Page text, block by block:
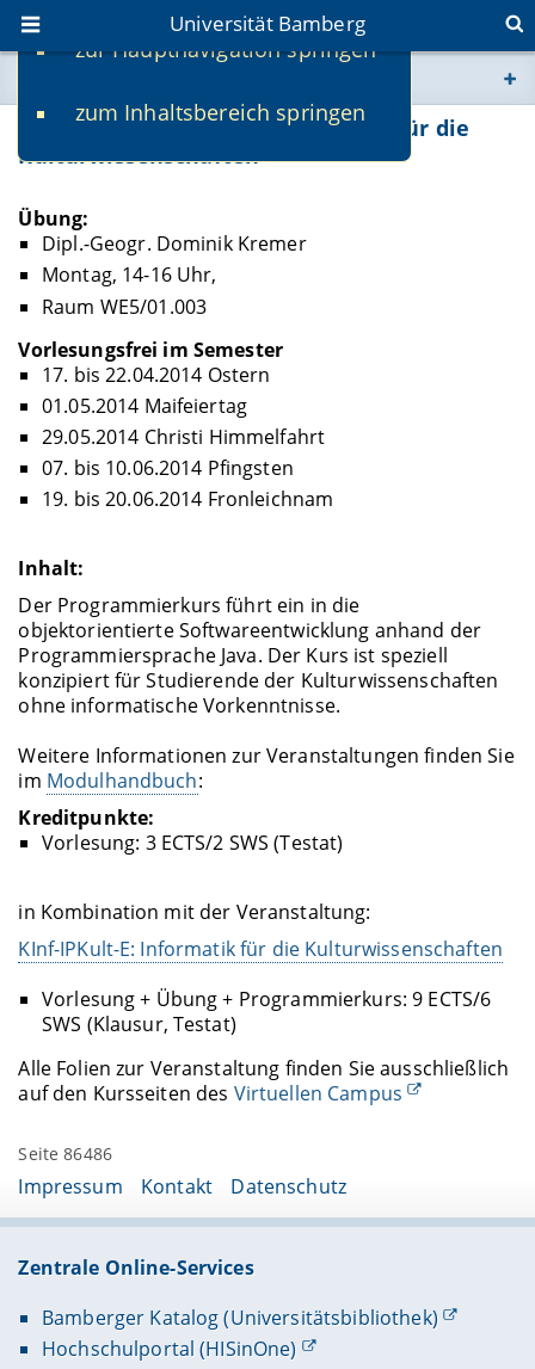
zur Hauptnavigation springen
zum Inhaltsbereich springen
Universität Bamberg
www.uni-bamberg.de
fis.uni-bamberg.de
KInf-ProgKult-E: Programmierkurs für die
Kulturwissenschaften
Übung:
Dipl.-Geogr. Dominik Kremer
Montag, 14-16 Uhr,
Raum WE5/01.003
Vorlesungsfrei im Semester
17. bis 22.04.2014 Ostern
01.05.2014 Maifeiertag
29.05.2014 Christi Himmelfahrt
07. bis 10.06.2014 Pfingsten
19. bis 20.06.2014 Fronleichnam
Inhalt:
Der Programmierkurs führt ein in die
objektorientierte Softwareentwicklung anhand der
Programmiersprache Java. Der Kurs ist speziell
konzipiert für Studierende der Kulturwissenschaften
ohne informatische Vorkenntnisse.
Weitere Informationen zur Veranstaltungen finden Sie
im Modulhandbuch:
Kreditpunkte:
Vorlesung: 3 ECTS/2 SWS (Testat)
in Kombination mit der Veranstaltung:
KInf-IPKult-E: Informatik für die Kulturwissenschaften
Vorlesung + Übung + Programmierkurs: 9 ECTS/6
SWS (Klausur, Testat)
Alle Folien zur Veranstaltung finden Sie ausschließlich
auf den Kursseiten des Virtuellen Campus
Seite 86486
Impressum Kontakt Datenschutz
Zentrale Online-Services
Bamberger Katalog (Universitätsbibliothek)
Hochschulportal (HISinOne)